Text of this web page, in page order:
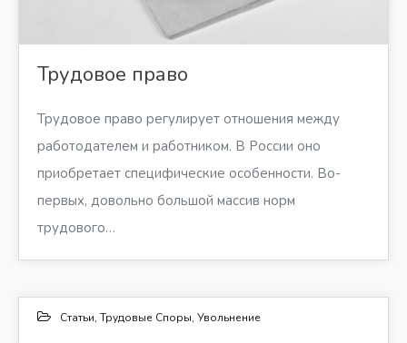
Трудовое право
Трудовое право регулирует отношения между
работодателем и работником. В России оно
приобретает специфические особенности. Во-
первых, довольно большой массив норм
трудового…
Статьи, Трудовые Споры, Увольнение